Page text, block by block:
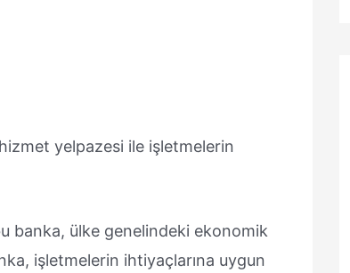
yelpazesi ile işletmelerin
banka, ülke genelindeki ekonomik
işletmelerin ihtiyaçlarına uygun